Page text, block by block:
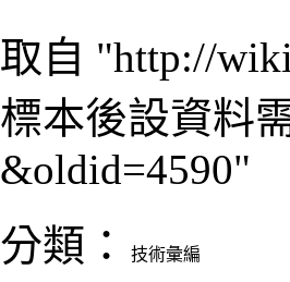
取自 "http://
標本後設資料
&oldid=4590"
分類 ： 技術彙編